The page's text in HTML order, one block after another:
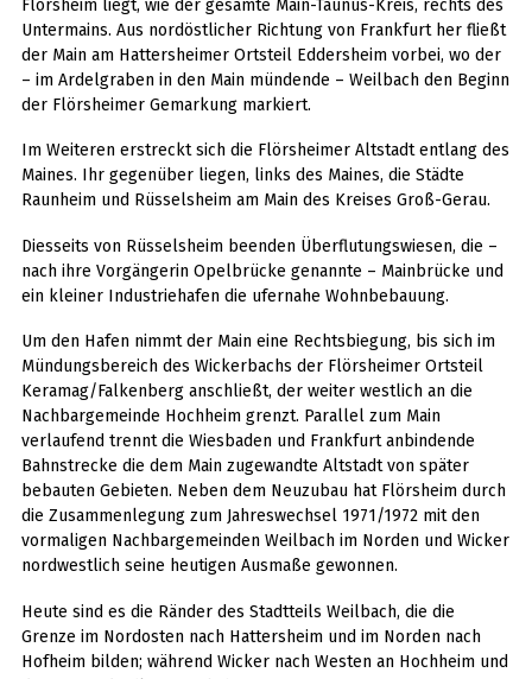
Flörsheim liegt, wie der gesamte Main-Taunus-Kreis, rechts des
Untermains. Aus nordöstlicher Richtung von Frankfurt her fließt
der Main am Hattersheimer Ortsteil Eddersheim vorbei, wo der
– im Ardelgraben in den Main mündende – Weilbach den Beginn
der Flörsheimer Gemarkung markiert.
Im Weiteren erstreckt sich die Flörsheimer Altstadt entlang des
Maines. Ihr gegenüber liegen, links des Maines, die Städte
Raunheim und Rüsselsheim am Main des Kreises Groß-Gerau.
Diesseits von Rüsselsheim beenden Überflutungswiesen, die –
nach ihre Vorgängerin Opelbrücke genannte – Mainbrücke und
ein kleiner Industriehafen die ufernahe Wohnbebauung.
Um den Hafen nimmt der Main eine Rechtsbiegung, bis sich im
Mündungsbereich des Wickerbachs der Flörsheimer Ortsteil
Keramag/Falkenberg anschließt, der weiter westlich an die
Nachbargemeinde Hochheim grenzt. Parallel zum Main
verlaufend trennt die Wiesbaden und Frankfurt anbindende
Bahnstrecke die dem Main zugewandte Altstadt von später
bebauten Gebieten. Neben dem Neuzubau hat Flörsheim durch
die Zusammenlegung zum Jahreswechsel 1971/1972 mit den
vormaligen Nachbargemeinden Weilbach im Norden und Wicker
nordwestlich seine heutigen Ausmaße gewonnen.
Heute sind es die Ränder des Stadtteils Weilbach, die die
Grenze im Nordosten nach Hattersheim und im Norden nach
Hofheim bilden; während Wicker nach Westen an Hochheim und